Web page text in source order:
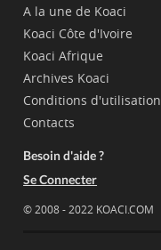
A la une de Koaci
Koaci Côte d'Ivoire
Koaci Afrique
Archives Koaci
Conditions d'utilisation
Contacts
Besoin d'aide ?
Se Connecter
© 2008 - 2022 KOACI.COM